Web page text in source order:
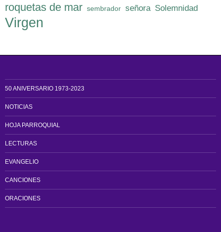
roquetas de mar sembrador señora Solemnidad
Virgen
50 ANIVERSARIO 1973-2023
NOTICIAS
HOJA PARROQUIAL
LECTURAS
EVANGELIO
CANCIONES
ORACIONES